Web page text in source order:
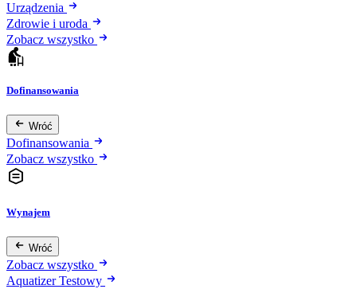
Urządzenia
Zdrowie i uroda
Zobacz wszystko
Dofinansowania
Wróć
Dofinansowania
Zobacz wszystko
Wynajem
Wróć
Zobacz wszystko
Aquatizer Testowy